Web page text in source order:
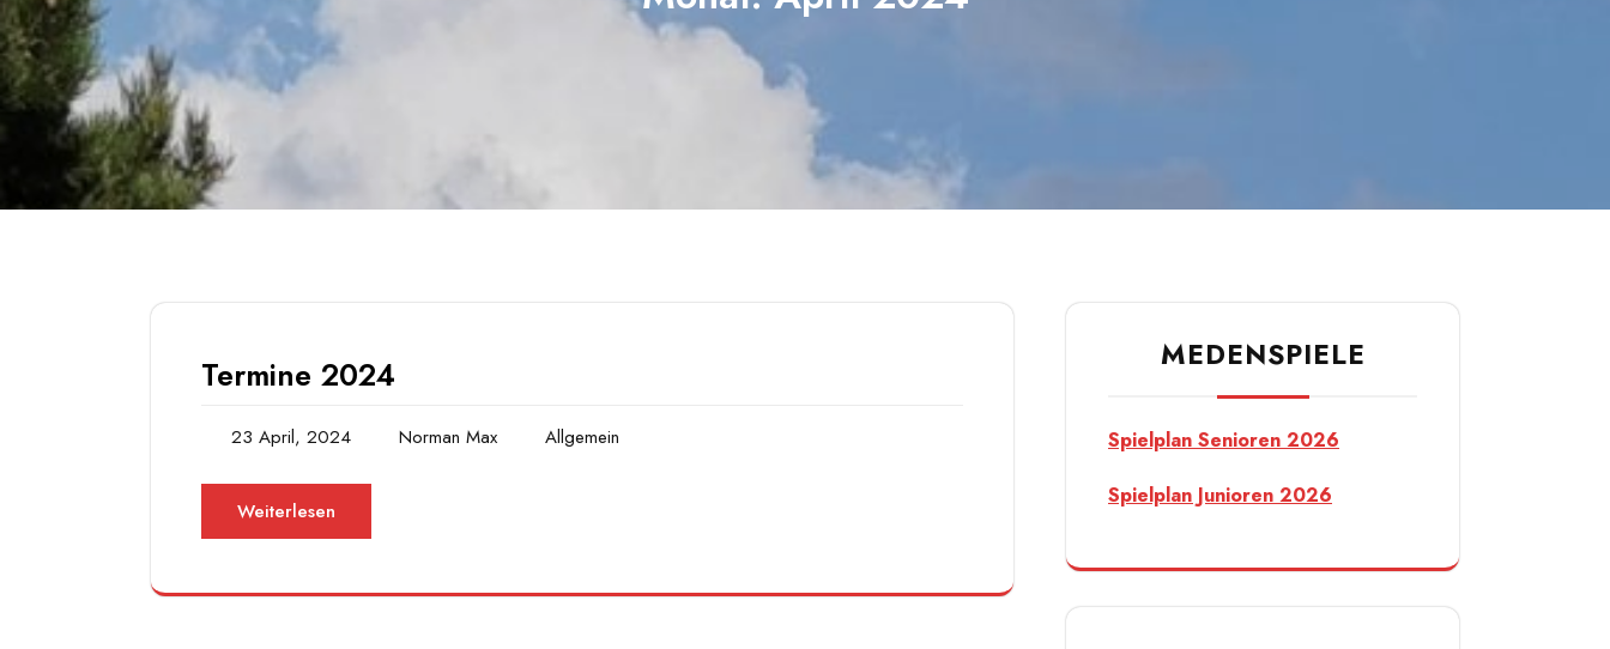
Termine 2024
23 April, 2024 Norman Max Allgemein
Weiterlesen
MEDENSPIELE
Spielplan Senioren 2026
Spielplan Junioren 2026